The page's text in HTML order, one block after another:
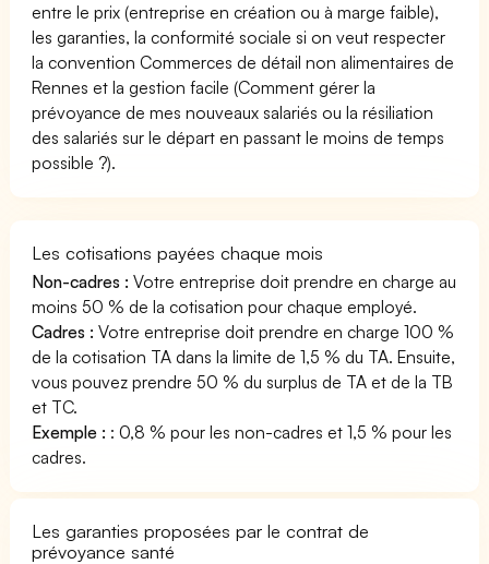
entre le prix (entreprise en création ou à marge faible),
les garanties, la conformité sociale si on veut respecter
la convention Commerces de détail non alimentaires de
Rennes et la gestion facile (Comment gérer la
prévoyance de mes nouveaux salariés ou la résiliation
des salariés sur le départ en passant le moins de temps
possible ?).
Les cotisations payées chaque mois
Non-cadres : Votre entreprise doit prendre en charge au
moins 50 % de la cotisation pour chaque employé.
Cadres : Votre entreprise doit prendre en charge 100 %
de la cotisation TA dans la limite de 1,5 % du TA. Ensuite,
vous pouvez prendre 50 % du surplus de TA et de la TB
et TC.
Exemple : : 0,8 % pour les non-cadres et 1,5 % pour les
cadres.
Les garanties proposées par le contrat de
prévoyance santé